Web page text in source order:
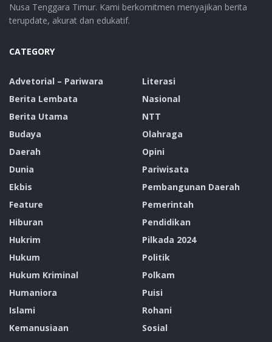
Nusa Tenggara Timur. Kami berkomitmen menyajikan berita
terupdate, akurat dan edukatif.
CATEGORY
Advetorial – Pariwara
Berita Lembata
Berita Utama
Budaya
Daerah
Dunia
Ekbis
Feature
Hiburan
Hukrim
Hukum
Hukum Kriminal
Humaniora
Islami
Kemanusiaan
Literasi
Nasional
NTT
Olahraga
Opini
Pariwisata
Pembangunan Daerah
Pemerintah
Pendidikan
Pilkada 2024
Politik
Polkam
Puisi
Rohani
Sosial